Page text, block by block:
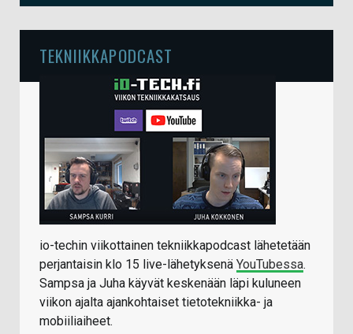
TEKNIIKKAPODCAST
io-techin viikottainen tekniikkapodcast lähetetään
perjantaisin klo 15 live-lähetyksenä YouTubessa.
Sampsa ja Juha käyvät keskenään läpi kuluneen
viikon ajalta ajankohtaiset tietotekniikka- ja
mobiiliaiheet.